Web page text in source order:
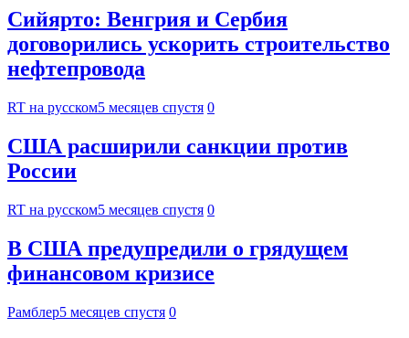
Сийярто: Венгрия и Сербия
договорились ускорить строительство
нефтепровода
RT на русском5 месяцев спустя 0
США расширили санкции против
России
RT на русском5 месяцев спустя 0
В США предупредили о грядущем
финансовом кризисе
Рамблер5 месяцев спустя 0